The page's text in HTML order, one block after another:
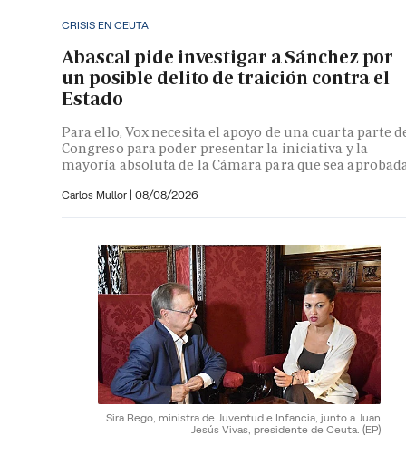
CRISIS EN CEUTA
Abascal pide investigar a Sánchez por
un posible delito de traición contra el
Estado
Para ello, Vox necesita el apoyo de una cuarta parte
Congreso para poder presentar la iniciativa y la
mayoría absoluta de la Cámara para que sea
Carlos Mullor | 08/08/2026
Sira Rego, ministra de Juventud e Infancia, junto a Juan
Jesús Vivas, presidente de Ceuta. (EP)